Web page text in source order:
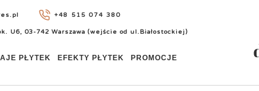
+48 515 074 380
U6, 03-742 Warszawa (wejście od ul.Białostockiej)
PŁYTEK EFEKTY PŁYTEK PROMOCJE